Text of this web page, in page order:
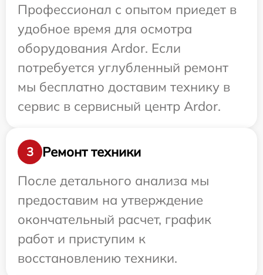
Профессионал с опытом приедет в
удобное время для осмотра
оборудования Ardor. Если
потребуется углубленный ремонт
мы бесплатно доставим технику в
сервис в сервисный центр Ardor.
3
Ремонт техники
После детального анализа мы
предоставим на утверждение
окончательный расчет, график
работ и приступим к
восстановлению техники.